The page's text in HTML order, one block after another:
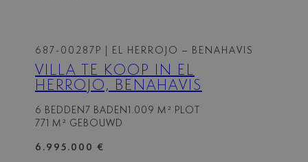
687-00287P | EL HERROJO – BENAHAVIS
VILLA TE KOOP IN EL
HERROJO, BENAHAVIS
6 BEDDEN 7 BADEN
1.009 M² PLOT
771 M² GEBOUWD
6.995.000 €